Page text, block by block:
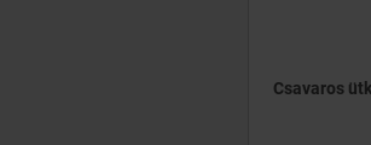
Csavaros